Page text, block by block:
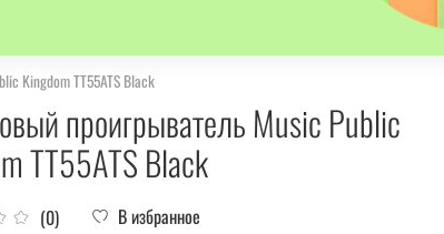
Kingdom TT55ATS Black
проигрыватель Music Public
TT55ATS Black
(0) В избранное